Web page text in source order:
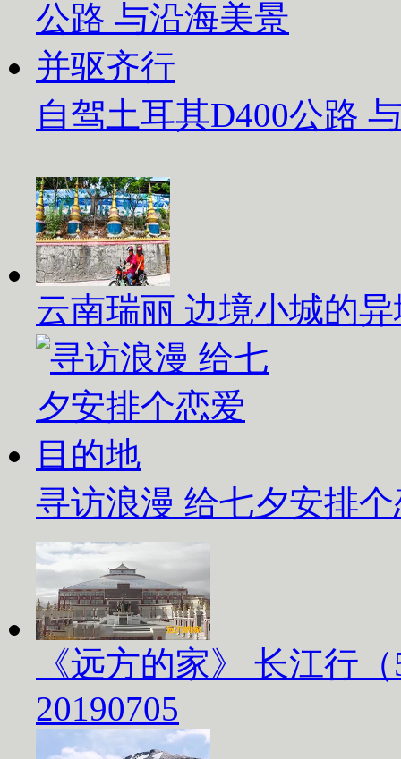
自驾土耳其D400公路
云南瑞丽 边境小城的
寻访浪漫 给七夕安排
《远方的家》 长江行
20190705